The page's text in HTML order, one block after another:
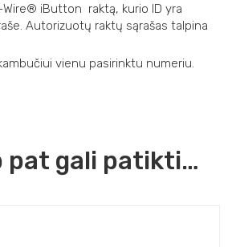
iButton raktą, kurio ID yra
Autorizuotų raktų sąrašas talpina
vienu pasirinktu numeriu.
pat gali patikti…